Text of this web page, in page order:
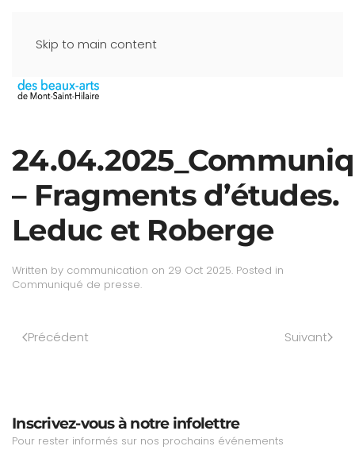
Skip to main content
– Fragments d’études.
Leduc et Roberge
Written by communication on 29 Oct 2025. Posted in
Communiqué de presse.
Précédent Suivant
Inscrivez-vous à notre infolettre
Pour rester informés sur nos prochains événements